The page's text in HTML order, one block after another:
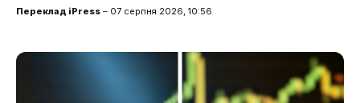
Переклад iPress – 07 серпня 2026, 10:56